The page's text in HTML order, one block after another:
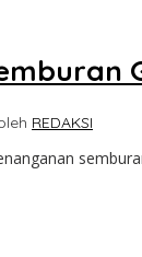
REDAKSI